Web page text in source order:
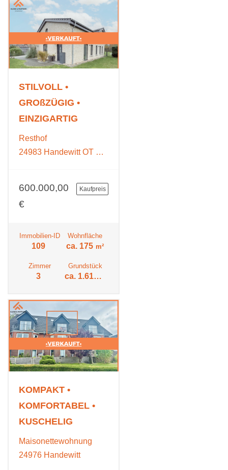
STILVOLL •
GROßZÜGIG •
EINZIGARTIG
Resthof
24983 Handewitt OT Ellund
600.000,00
€
Kaufpreis
Immobilien-ID
109
Wohnfläche
ca. 175 m²
Zimmer
3
Grundstück
ca. 1.615m²
KOMPAKT •
KOMFORTABEL •
KUSCHELIG
Maisonettewohnung
24976 Handewitt